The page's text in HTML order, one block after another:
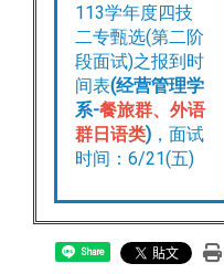
113学年度四技
二专甄选(第二阶
段面试)之报到时
间表(经营管理学
系-餐旅群、外语
群日语类) ，面试
时间：6/21(五)
Share